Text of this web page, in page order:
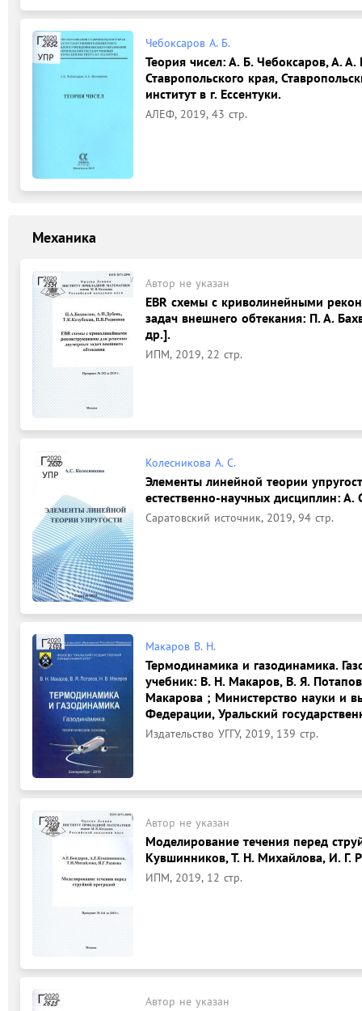
Чебоксаров А. Б.
Теория чисел: А. Б. Чебоксаров, А.
Ставропольского края,
институт в г. Ессентуки.
АЛЕФ, 2019, 43 стр.
Механика
Автор не указан
EBR схемы с криволинейными
задач внешнего обтекания: П. А.
др.].
ИПМ, 2019, 22 стр.
Колесникова А. С.
Элементы линейной теории
естественно-научных дисциплин: А.
Саратовский источник, 2019, 94 стр.
Макаров В. Н.
Термодинамика и газодинамика.
учебник: В. Н. Макаров, В. Я.
Макарова ; Министерство науки и
Федерации, Уральский
Издательство УГГУ, 2019, 139 стр.
Автор не указан
Моделирование течения перед
Кувшинников, Т. Н. Михайлова, И. Г.
ИПМ, 2019, 12 стр.
Автор не указан